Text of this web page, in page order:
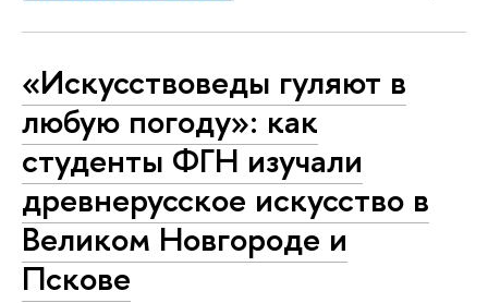
«Искусствоведы гуляют в
любую погоду»: как
студенты ФГН изучали
древнерусское искусство в
Великом Новгороде и
Пскове